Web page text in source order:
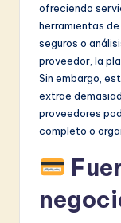
ofreciendo
herramientas
seguros o
proveedor, la
Sin embargo,
extrae
proveedores
completo o